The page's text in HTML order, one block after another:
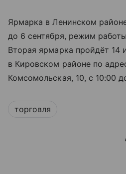
Ярмарка в Ленинском
до 6 сентября, режим
Вторая ярмарка пройдёт 14
в Кировском районе по
Комсомольская, 10, с 10:00
торговля